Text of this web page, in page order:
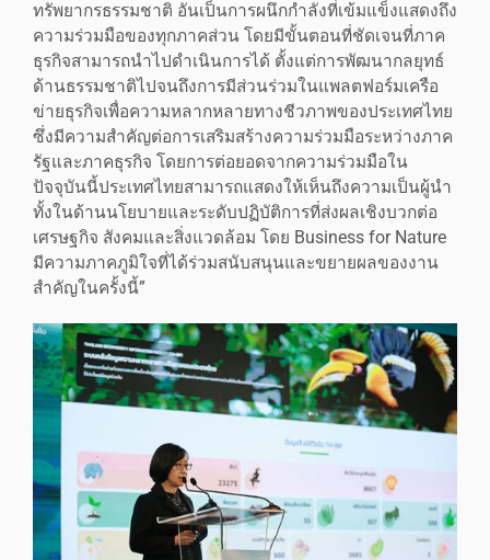
ทรัพยากรธรรมชาติ อันเป็นการผนึกกำลังที่เข้มแข็งแสดงถึง
ความร่วมมือของทุกภาคส่วน โดยมีขั้นตอนที่ชัดเจนที่ภาค
ธุรกิจสามารถนำไปดำเนินการได้ ตั้งแต่การพัฒนากลยุทธ์
ด้านธรรมชาติไปจนถึงการมีส่วนร่วมในแพลตฟอร์มเครือ
ข่ายธุรกิจเพื่อความหลากหลายทางชีวภาพของประเทศไทย
ซึ่งมีความสำคัญต่อการเสริมสร้างความร่วมมือระหว่างภาค
รัฐและภาคธุรกิจ โดยการต่อยอดจากความร่วมมือใน
ปัจจุบันนี้ประเทศไทยสามารถแสดงให้เห็นถึงความเป็นผู้นำ
ทั้งในด้านนโยบายและระดับปฏิบัติการที่ส่งผลเชิงบวกต่อ
เศรษฐกิจ สังคมและสิ่งแวดล้อม โดย Business for Nature
มีความภาคภูมิใจที่ได้ร่วมสนับสนุนและขยายผลของงาน
สำคัญในครั้งนี้”